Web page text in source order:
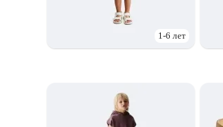
1-6 лет